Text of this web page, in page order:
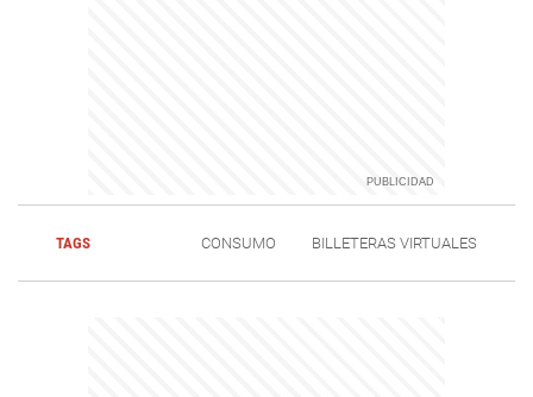
TAGS CONSUMO BILLETERAS VIRTUALES